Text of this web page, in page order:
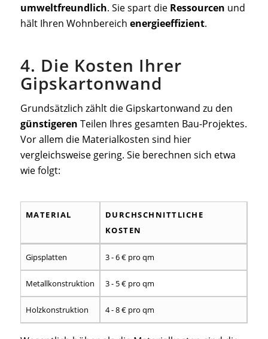
umweltfreundlich. Sie spart die Ressourcen und
hält Ihren Wohnbereich energieeffizient.
4. Die Kosten Ihrer
Gipskartonwand
Grundsätzlich zählt die Gipskartonwand zu den
günstigeren Teilen Ihres gesamten Bau-Projektes.
Vor allem die Materialkosten sind hier
vergleichsweise gering. Sie berechnen sich etwa
wie folgt:
MATERIAL
DURCHSCHNITTLICHE
KOSTEN
MATERIAL
KOSTEN
Gipsplatten 3 - 6 € pro qm
Metallkonstruktion 3 - 5 € pro qm
Holzkonstruktion 4 - 8 € pro qm